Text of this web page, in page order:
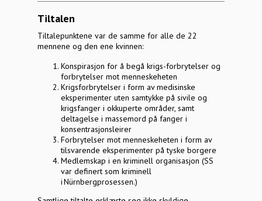
Tiltalen
Tiltalepunktene var de samme for alle de 22
mennene og den ene kvinnen:
Konspirasjon for å begå krigs-forbrytelser og
forbrytelser mot menneskeheten
Krigsforbrytelser i form av medisinske
eksperimenter uten samtykke på sivile og
krigsfanger i okkuperte områder, samt
deltagelse i massemord på fanger i
konsentrasjonsleirer
Forbrytelser mot menneskeheten i form av
tilsvarende eksperimenter på tyske borgere
Medlemskap i en kriminell organisasjon (SS
var definert som kriminell
i Nürnbergprosessen.)